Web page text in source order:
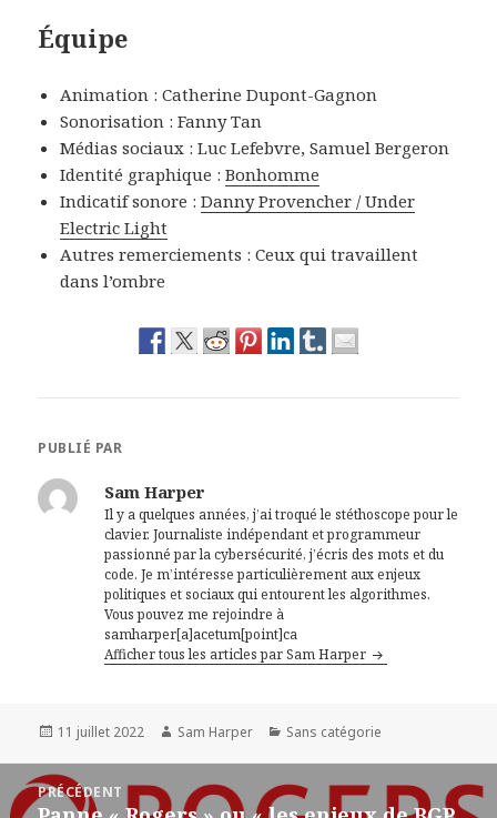
Équipe
Animation : Catherine Dupont-Gagnon
Sonorisation : Fanny Tan
Médias sociaux : Luc Lefebvre, Samuel Bergeron
Identité graphique :Bonhomme
Indicatif sonore :Danny Provencher / Under
Electric Light
Autres remerciements : Ceux qui travaillent
dans l’ombre
PUBLIÉ PAR
Sam Harper
Il y a quelques années, j’ai troqué le stéthoscope pour le
clavier. Journaliste indépendant et programmeur
passionné par la cybersécurité, j’écris des mots et du
code. Je m’intéresse particulièrement aux enjeux
politiques et sociaux qui entourent les algorithmes.
Vous pouvez me rejoindre à
samharper[a]acetum[point]ca
Afficher tous les articles par Sam Harper
Publié
11 juillet 2022 Auteur
Sam Harper Catégories
Sans catégorie
Navigation
de
PRÉCÉDENT